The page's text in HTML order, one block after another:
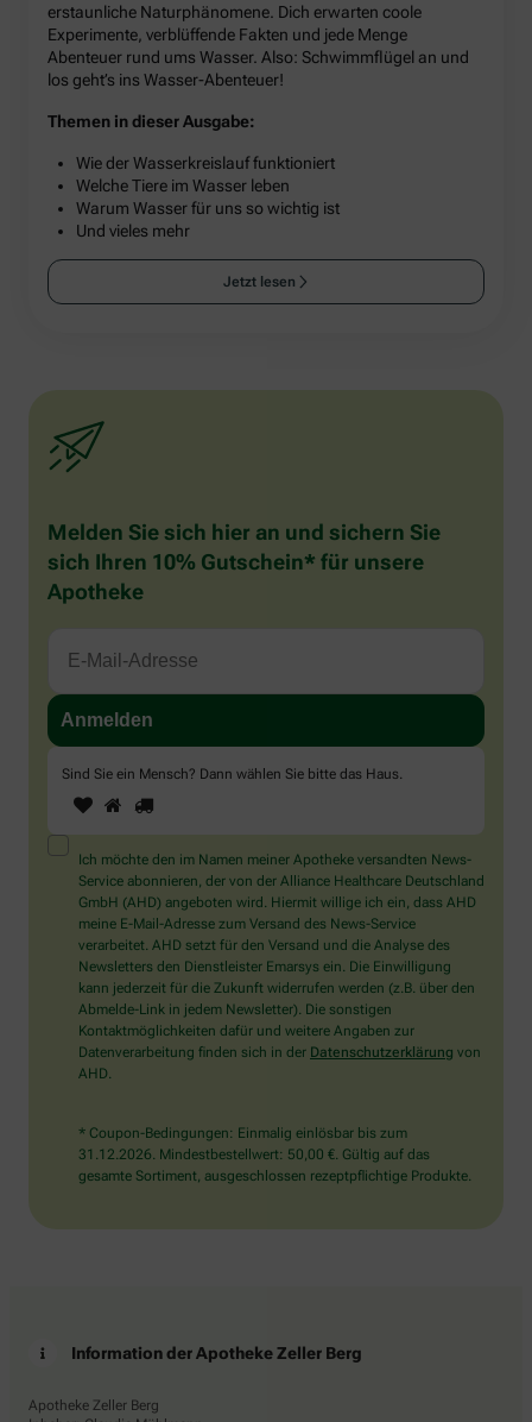
erstaunliche Naturphänomene. Dich erwarten coole
Experimente, verblüffende Fakten und jede Menge
Abenteuer rund ums Wasser. Also: Schwimmflügel an und
los geht’s ins Wasser-Abenteuer!
Themen in dieser Ausgabe:
Wie der Wasserkreislauf funktioniert
Welche Tiere im Wasser leben
Warum Wasser für uns so wichtig ist
Und vieles mehr
Jetzt lesen
Melden Sie sich hier an und sichern Sie
sich Ihren 10% Gutschein* für unsere
Apotheke
Sind Sie ein Mensch? Dann wählen Sie bitte das Haus.
Sind
Sie
ein
Mensch?
Dann
wählen
Sie
bitte
das
Haus.
1 2
Ich möchte den im Namen meiner Apotheke versandten News-
Service abonnieren, der von der Alliance Healthcare Deutschland
GmbH (AHD) angeboten wird. Hiermit willige ich ein, dass AHD
meine E-Mail-Adresse zum Versand des News-Service
verarbeitet. AHD setzt für den Versand und die Analyse des
Newsletters den Dienstleister Emarsys ein. Die Einwilligung
kann jederzeit für die Zukunft widerrufen werden (z.B. über den
Abmelde-Link in jedem Newsletter). Die sonstigen
Kontaktmöglichkeiten dafür und weitere Angaben zur
Datenverarbeitung finden sich in der Datenschutzerklärung von
AHD.
* Coupon-Bedingungen: Einmalig einlösbar bis zum
31.12.2026. Mindestbestellwert: 50,00 €. Gültig auf das
gesamte Sortiment, ausgeschlossen rezeptpflichtige Produkte.
Information der Apotheke Zeller Berg
Apotheke Zeller Berg